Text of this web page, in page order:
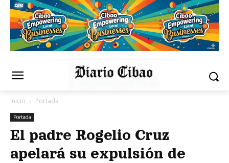
Inicio Portada
Portada
El padre Rogelio Cruz
apelará su expulsión de